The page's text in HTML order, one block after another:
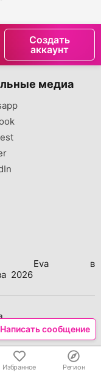
Написать сообщение
Создать
аккаунт
медиа
Eva в
2026
права защищены.
Избранное Регион